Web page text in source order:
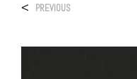
< PREVIOUS